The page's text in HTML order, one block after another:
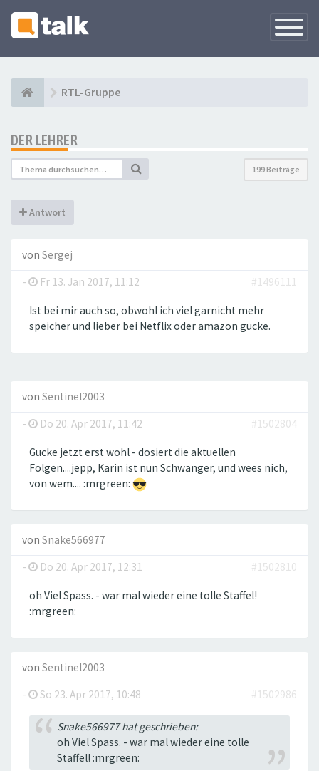
RTL-Gruppe
DER LEHRER
199 Beiträge
Antwort
von Sergej
-
Fr 13. Jan 2017, 11:12 #1496111
Ist bei mir auch so, obwohl ich viel garnicht mehr
speicher und lieber bei Netflix oder amazon gucke.
von Sentinel2003
-
Do 20. Apr 2017, 11:42 #1502804
Gucke jetzt erst wohl - dosiert die aktuellen
Folgen....jepp, Karin ist nun Schwanger, und wees nich,
von wem.... :mrgreen:
von Snake566977
-
Do 20. Apr 2017, 12:31 #1502810
oh Viel Spass. - war mal wieder eine tolle Staffel!
:mrgreen:
von Sentinel2003
-
So 23. Apr 2017, 10:48 #1502986
Snake566977 hat geschrieben:
oh Viel Spass. - war mal wieder eine tolle
Staffel! :mrgreen: